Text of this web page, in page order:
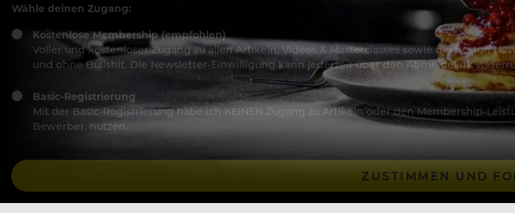
Wähle deinen Zugang:
Kostenlose Membership (empfohlen)
Voller und kostenloser Zugang zu allen Artikeln, Videos & Masterclasses sowie die besten
und ohne Bullshit. Die Newsletter-Einwilligung kann jederzeit über den Abmeldelink
Basic-Registrierung
Mit der Basic-Registrierung habe ich KEINEN Zugang zu Artikeln oder den Membership-
Bewerber, nutzen.
ZUSTIMMEN UND